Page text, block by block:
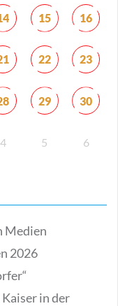
15 16
22 23
29 30
4 5 6
Medien
2026
in der